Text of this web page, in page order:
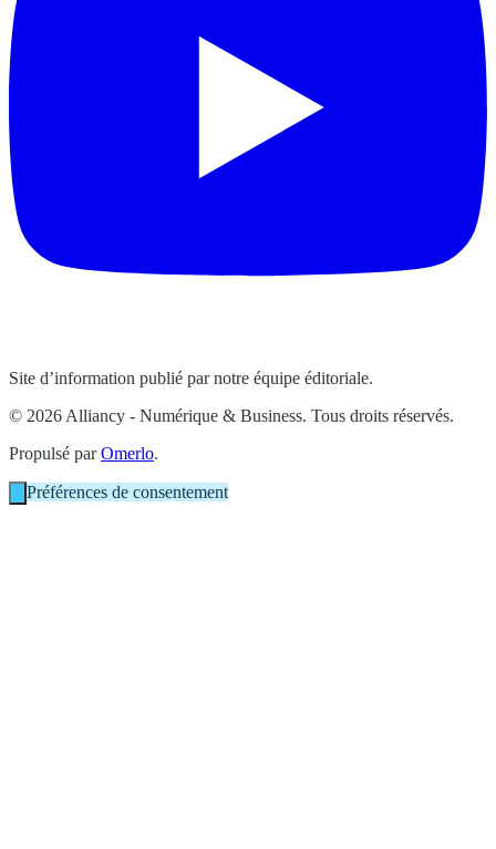
Site d’information publié par notre équipe éditoriale.
© 2026 Alliancy - Numérique & Business. Tous droits réservés.
Propulsé parOmerlo.
Préférences de consentement